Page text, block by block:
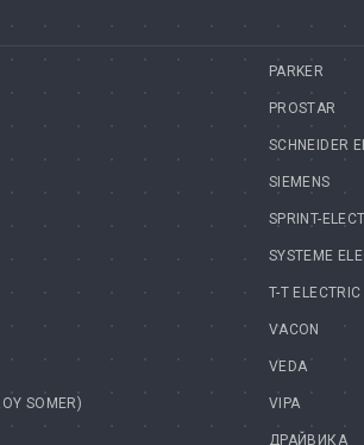
SOMER)
PARKER
PROSTAR
SCHNEIDER
SIEMENS
SPRINT-
SYSTEME
T-T ELECTRIC
VACON
VEDA
VIPA
ДРАЙВИКА